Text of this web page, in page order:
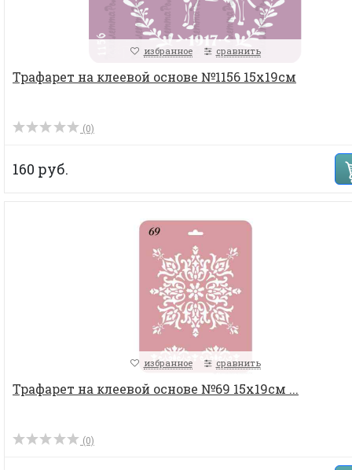
избранное сравнить
Трафарет на клеевой основе №1156 15х19см
(0)
160 руб.
избранное сравнить
Трафарет на клеевой основе №69 15х19см ...
(0)